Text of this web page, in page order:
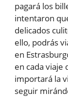
pagará los
intentaron
delicados
ello, podrás
en
en cada viaje
importará la
seguir